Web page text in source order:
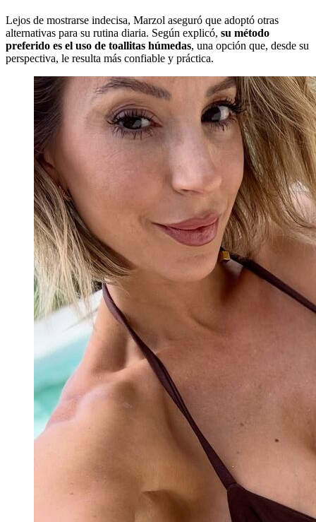
Lejos de mostrarse indecisa, Marzol aseguró que adoptó otras
alternativas para su rutina diaria. Según explicó, su método
preferido es el uso de toallitas húmedas, una opción que, desde su
perspectiva, le resulta más confiable y práctica.